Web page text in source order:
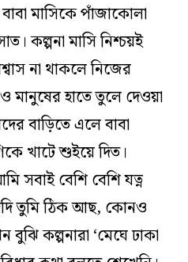
মাসিকে পাঁজাকোলা
কল্পনা মাসি নিশ্চয়ই
না থাকলে নিজের
মানুষের হাতে তুলে দেওয়া
বাড়িতে এলে বাবা
খাটে শুইয়ে দিত।
সবাই বেশি বেশি যত্ন
তুমি ঠিক আছ, কোনও
বুঝি কল্পনারা ‘মেঘে ঢাকা